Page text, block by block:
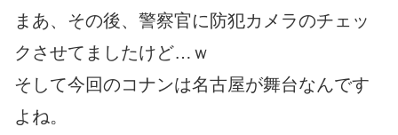
まあ、その後、警察官に防犯カメラのチェッ
クさせてましたけど…ｗ
そして今回のコナンは名古屋が舞台なんです
よね。